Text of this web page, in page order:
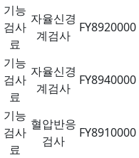
기능
검사
료
자율신경
계검사
FY8920000
기능
검사
료
자율신경
계검사
FY8940000
기능
검사
료
혈압반응
검사
FY8910000